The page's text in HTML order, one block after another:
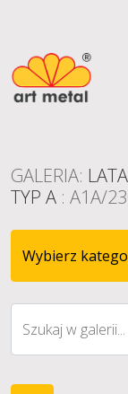
GALERIA:
TYP A : A1A/
Wybierz
Szukaj w galerii...